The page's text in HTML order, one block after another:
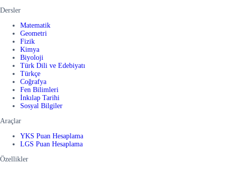
Dersler
Matematik
Geometri
Fizik
Kimya
Biyoloji
Türk Dili ve Edebiyatı
Türkçe
Coğrafya
Fen Bilimleri
İnkılap Tarihi
Sosyal Bilgiler
Araçlar
YKS Puan Hesaplama
LGS Puan Hesaplama
Özellikler